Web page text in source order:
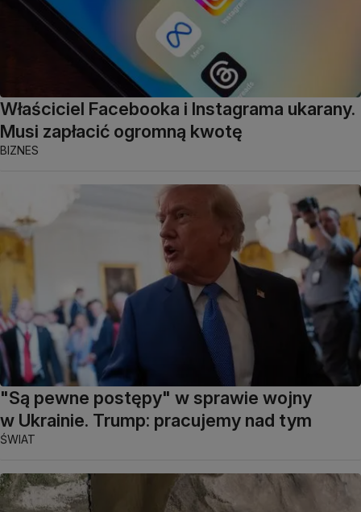
Właściciel Facebooka i Instagrama ukarany.
Musi zapłacić ogromną kwotę
BIZNES
"Są pewne postępy" w sprawie wojny
w Ukrainie. Trump: pracujemy nad tym
ŚWIAT